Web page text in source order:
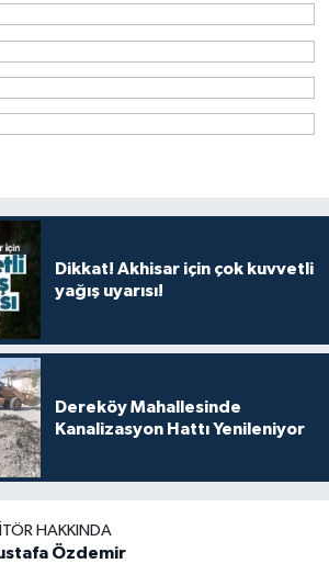
Dikkat! Akhisar için çok kuvvetli
yağış uyarısı!
Dereköy Mahallesinde
Kanalizasyon Hattı Yenileniyor
HAKKINDA
Özdemir